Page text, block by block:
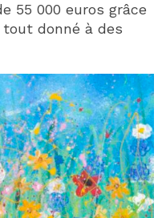
55 000 euros grâce
donné à des